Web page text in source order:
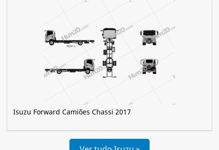
Isuzu Forward Camiões Chassi 2017